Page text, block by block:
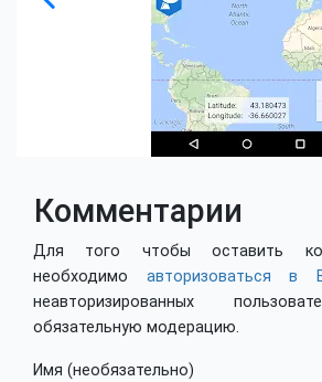
Комментарии
Для того чтобы оставить
необходимо авторизоваться в
неавторизированных
обязательную модерацию.
Имя (необязательно)